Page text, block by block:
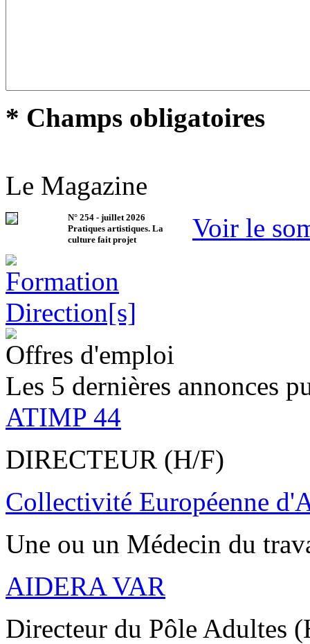
* Champs obligatoires
Le Magazine
N° 254 - juillet 2026
Pratiques artistiques. La
culture fait projet
Voir le
Offres d'emploi
Les 5 dernières annonces
ATIMP 44
DIRECTEUR (H/F)
Collectivité Européenne
Une ou un Médecin du
AIDERA VAR
Directeur du Pôle Adultes